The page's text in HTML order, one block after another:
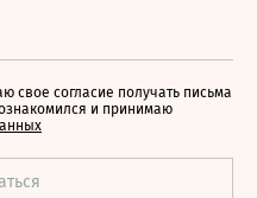
свое согласие получать письма
и принимаю